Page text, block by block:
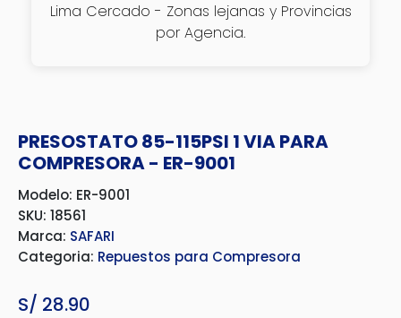
Lima Cercado - Zonas lejanas y Provincias
por Agencia.
PRESOSTATO 85-115PSI 1 VIA PARA
COMPRESORA - ER-9001
Modelo: ER-9001
SKU: 18561
Marca: SAFARI
Categoria: Repuestos para Compresora
S/ 28.90